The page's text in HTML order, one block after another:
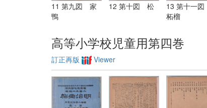
11 第九図 家
鴨
12 第十図 松
13 第十一図
柘榴
高等小学校児童用第四巻
訂正再版 Viewer